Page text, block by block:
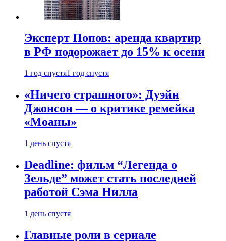
Эксперт Попов: аренда квартир
в РФ подорожает до 15% к осени
1 год спустя1 год спустя
«Ничего страшного»: Дуэйн
Джонсон — о критике ремейка
«Моаны»
1 день спустя
Deadline: фильм “Легенда о
Зельде” может стать последней
работой Сэма Нилла
1 день спустя
Главные роли в сериале